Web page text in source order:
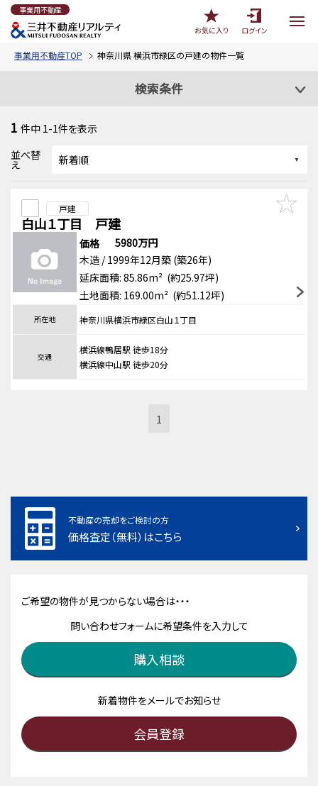
事業用不動産
お気に入り
ログイン
事業用不動産TOP 神奈川県 横浜市緑区の戸建の物件一覧
検索条件
1 件中 1-1件を表示
並べ替
え
戸建
白山１丁目 戸建
価格
5980万円
木造 / 1999年12月築 (築26年)
延床面積: 85.86m² (約25.97坪)
土地面積: 169.00m² (約51.12坪)
所在地 神奈川県横浜市緑区白山１丁目
交通
横浜線鴨居駅 徒歩18分
横浜線中山駅 徒歩20分
1
不動産の売却をご検討の方
価格査定（無料）はこちら
ご希望の物件が見つからない場合は・・・
問い合わせフォームに希望条件を入力して
購入相談
新着物件をメールでお知らせ
会員登録